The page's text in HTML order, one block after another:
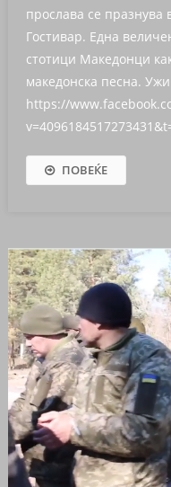
прослава се
Гостивар. Една
стотици Македонци
македонска песна.
https://
ПОВЕЌЕ